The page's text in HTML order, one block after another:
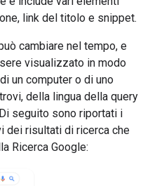
link del titolo e snippet.
cambiare nel tempo, e
visualizzato in modo
un computer o di uno
della lingua della query
seguito sono riportati i
dei risultati di ricerca che
Ricerca Google: